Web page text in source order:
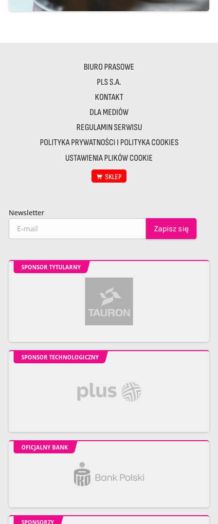
BIURO PRASOWE
PLS S.A.
KONTAKT
DLA MEDIÓW
REGULAMIN SERWISU
POLITYKA PRYWATNOŚCI I POLITYKA COOKIES
USTAWIENIA PLIKÓW COOKIE
SKLEP
Newsletter
SPONSOR TYTULARNY
SPONSOR TECHNOLOGICZNY
OFICJALNY BANK
SPONSORZY